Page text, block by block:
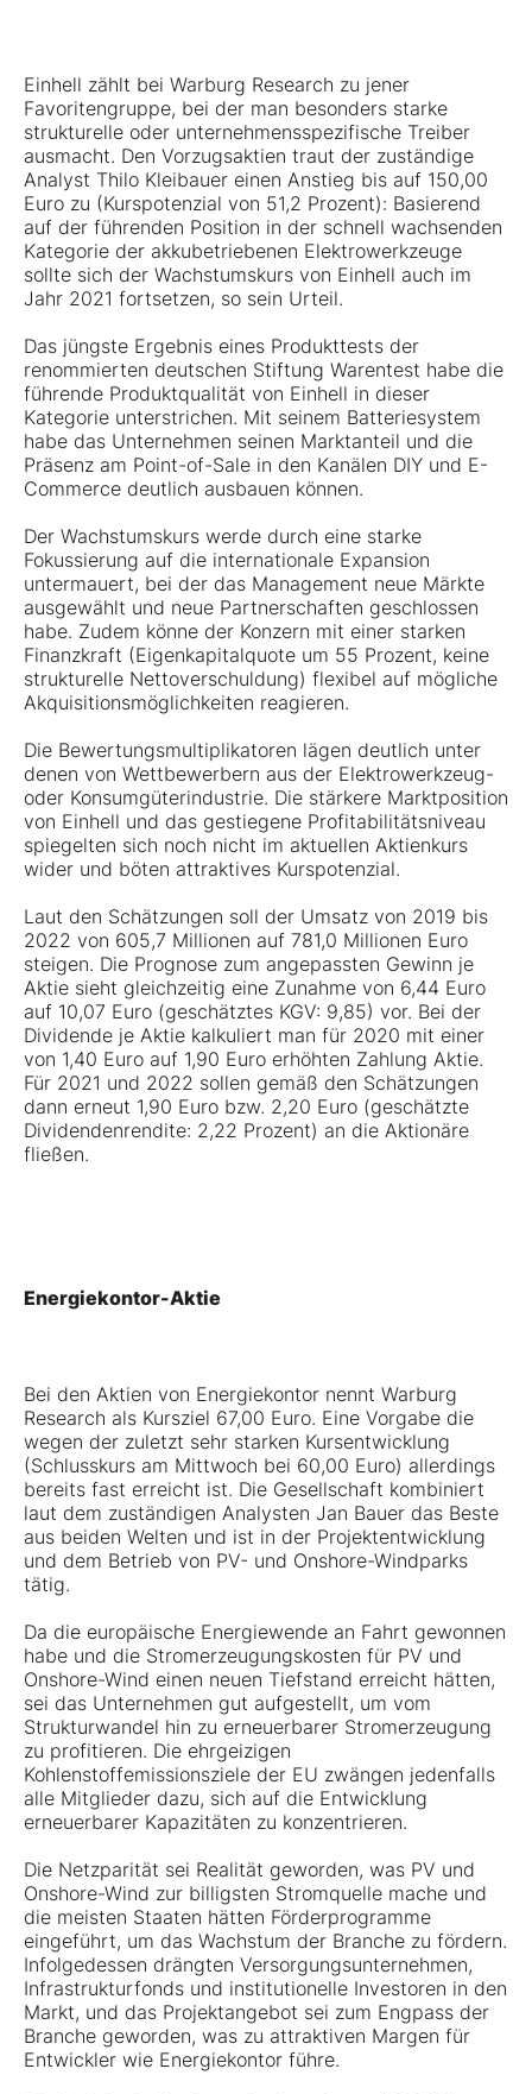
Einhell zählt bei Warburg Research zu jener
Favoritengruppe, bei der man besonders starke
strukturelle oder unternehmensspezifische Treiber
ausmacht. Den Vorzugsaktien traut der zuständige
Analyst Thilo Kleibauer einen Anstieg bis auf 150,00
Euro zu (Kurspotenzial von 51,2 Prozent): Basierend
auf der führenden Position in der schnell wachsenden
Kategorie der akkubetriebenen Elektrowerkzeuge
sollte sich der Wachstumskurs von Einhell auch im
Jahr 2021 fortsetzen, so sein Urteil.
Das jüngste Ergebnis eines Produkttests der
renommierten deutschen Stiftung Warentest habe die
führende Produktqualität von Einhell in dieser
Kategorie unterstrichen. Mit seinem Batteriesystem
habe das Unternehmen seinen Marktanteil und die
Präsenz am Point-of-Sale in den Kanälen DIY und E-
Commerce deutlich ausbauen können.
Der Wachstumskurs werde durch eine starke
Fokussierung auf die internationale Expansion
untermauert, bei der das Management neue Märkte
ausgewählt und neue Partnerschaften geschlossen
habe. Zudem könne der Konzern mit einer starken
Finanzkraft (Eigenkapitalquote um 55 Prozent, keine
strukturelle Nettoverschuldung) flexibel auf mögliche
Akquisitionsmöglichkeiten reagieren.
Die Bewertungsmultiplikatoren lägen deutlich unter
denen von Wettbewerbern aus der Elektrowerkzeug-
oder Konsumgüterindustrie. Die stärkere Marktposition
von Einhell und das gestiegene Profitabilitätsniveau
spiegelten sich noch nicht im aktuellen Aktienkurs
wider und böten attraktives Kurspotenzial.
Laut den Schätzungen soll der Umsatz von 2019 bis
2022 von 605,7 Millionen auf 781,0 Millionen Euro
steigen. Die Prognose zum angepassten Gewinn je
Aktie sieht gleichzeitig eine Zunahme von 6,44 Euro
auf 10,07 Euro (geschätztes KGV: 9,85) vor. Bei der
Dividende je Aktie kalkuliert man für 2020 mit einer
von 1,40 Euro auf 1,90 Euro erhöhten Zahlung Aktie.
Für 2021 und 2022 sollen gemäß den Schätzungen
dann erneut 1,90 Euro bzw. 2,20 Euro (geschätzte
Dividendenrendite: 2,22 Prozent) an die Aktionäre
fließen.
Energiekontor-Aktie
Bei den Aktien von Energiekontor nennt Warburg
Research als Kursziel 67,00 Euro. Eine Vorgabe die
wegen der zuletzt sehr starken Kursentwicklung
(Schlusskurs am Mittwoch bei 60,00 Euro) allerdings
bereits fast erreicht ist. Die Gesellschaft kombiniert
laut dem zuständigen Analysten Jan Bauer das Beste
aus beiden Welten und ist in der Projektentwicklung
und dem Betrieb von PV- und Onshore-Windparks
tätig.
Da die europäische Energiewende an Fahrt gewonnen
habe und die Stromerzeugungskosten für PV und
Onshore-Wind einen neuen Tiefstand erreicht hätten,
sei das Unternehmen gut aufgestellt, um vom
Strukturwandel hin zu erneuerbarer Stromerzeugung
zu profitieren. Die ehrgeizigen
Kohlenstoffemissionsziele der EU zwängen jedenfalls
alle Mitglieder dazu, sich auf die Entwicklung
erneuerbarer Kapazitäten zu konzentrieren.
Die Netzparität sei Realität geworden, was PV und
Onshore-Wind zur billigsten Stromquelle mache und
die meisten Staaten hätten Förderprogramme
eingeführt, um das Wachstum der Branche zu fördern.
Infolgedessen drängten Versorgungsunternehmen,
Infrastrukturfonds und institutionelle Investoren in den
Markt, und das Projektangebot sei zum Engpass der
Branche geworden, was zu attraktiven Margen für
Entwickler wie Energiekontor führe.